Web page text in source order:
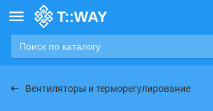

Вентиляторы и терморегулирование